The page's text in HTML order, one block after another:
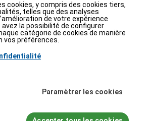
tesweb SA
Contact Purchase
exploitées (KEV) provient de laCybersecurity
les données relatives aux faiblesses logicielles
cookies, y compris des cookies tiers,
telles que des analyses
de votre expérience
la possibilité de configurer
catégorie de cookies de manière
vos préférences.
Paramètrer les cookies